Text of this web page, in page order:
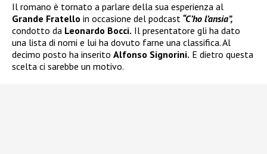
Il romano è tornato a parlare della sua esperienza al
Grande Fratello in occasione del podcast “C’ho l’ansia”,
condotto da Leonardo Bocci. Il presentatore gli ha dato
una lista di nomi e lui ha dovuto farne una classifica. Al
decimo posto ha inserito Alfonso Signorini. E dietro questa
scelta ci sarebbe un motivo.